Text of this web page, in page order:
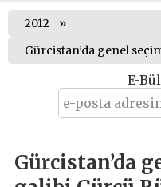
2012
E-
Gürcistan’da